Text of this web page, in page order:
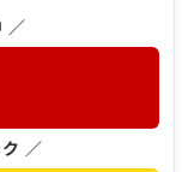
／
／